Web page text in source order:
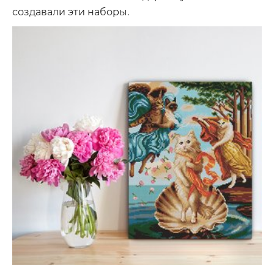
создавали эти наборы.